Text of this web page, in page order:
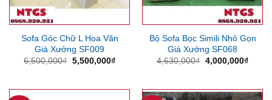
Sofa Góc Chữ L Hoa Văn
Giá Xưởng SF009
6,500,000₫ Giá
5,500,000₫Giá
5,500,000₫.
Bộ Sofa Bọc Simili Nhỏ Gọn
Giá Xưởng SF068
4,630,000₫ Giá
4,000,000₫Giá